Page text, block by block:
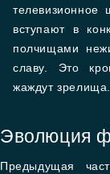
телевизионное
вступают в
полчищами
славу. Это
жаждут зрелища.
Эволюция
Предыдущая